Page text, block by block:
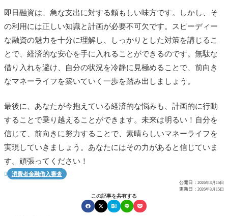
即日融資は、急な支出に対する頼もしい味方です。しかし、そ
の利用には正しい知識と計画が必要不可欠です。スピーディー
な融資の魅力を十分に理解し、しっかりとした対策を講じるこ
とで、経済的な安心を手に入れることができるのです。無駄な
借り入れを避け、自分の状況を冷静に見極めることで、前向き
なマネーライフを築いていく一歩を踏み出しましょう。
最後に、あなたが今抱えている経済的な悩みも、計画的に行動
することで乗り越えることができます。未来は明るい！自分を
信じて、前向きに努力することで、素晴らしいマネーライフを
実現していきましょう。あなたにはその力があると信じていま
す。頑張ってください！
 消費者金融借入審査
公開日： 2026年3月15日
更新日： 2026年3月15日
この記事を共有する